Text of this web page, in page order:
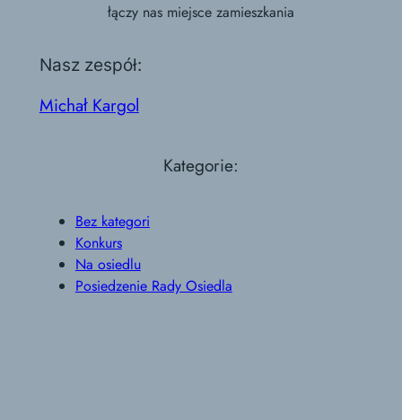
łączy nas miejsce zamieszkania
Nasz zespół:
Michał Kargol
Kategorie:
Bez kategori
Konkurs
Na osiedlu
Posiedzenie Rady Osiedla